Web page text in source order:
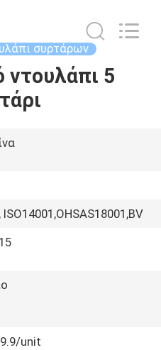
συρτάρων
ντουλάπι 5
ISO14001,OHSAS18001,BV
unit